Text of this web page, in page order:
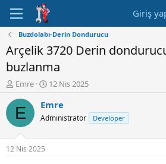
Giriş
Buzdolabı-Derin Dondurucu
Arçelik 3720 Derin
buzlanma
K
n
u
y
u
B
a
Emre
B
ş
l
n
ı
12 Nis 2025
E Emre
Administrator Developer
12 Nis 2025